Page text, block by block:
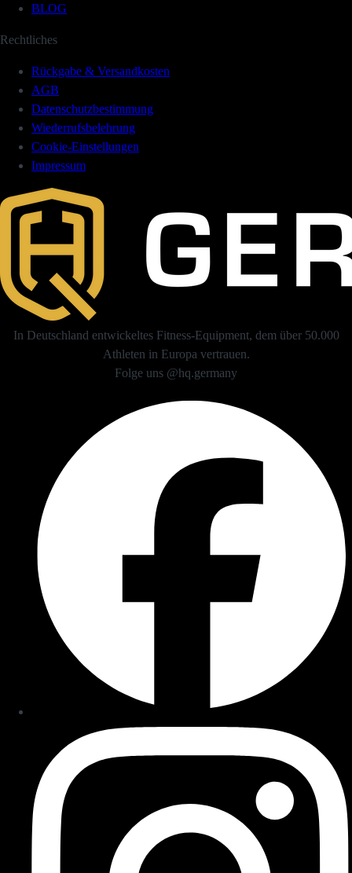
BLOG
Rechtliches
Rückgabe & Versandkosten
AGB
Datenschutzbestimmung
Wiederrufsbelehrung
Cookie-Einstellungen
Impressum
In Deutschland entwickeltes Fitness-Equipment, dem über 50.000
Athleten in Europa vertrauen.
Folge uns @hq.germany